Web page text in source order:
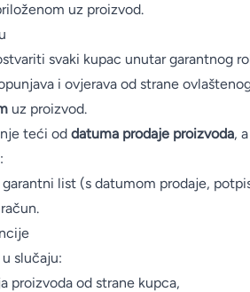
oprema
Koncentrati za čišćenje
Sredstva za profesionalnu
mašinsku upotrebu
Sredstva za čišćenje
Deterdženti
Kante i vreće za smeće
PVC kutije i korpe za veš
Sredstva za dezinfekciju
uz proizvod.
svaki kupac unutar garantnog
i ovjerava od strane
uz proizvod.
teći od datuma prodaje proizvoda,
list (s datumom prodaje,
slučaju:
proizvoda od strane kupca,